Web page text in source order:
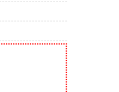
về AT-
huấn
về AT-VSLĐ